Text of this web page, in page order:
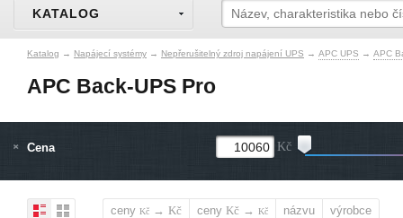
KATALOG
Katalog → Napájecí systémy → Nepřerušitelný zdroj napájení UPS → APC UPS → APC
APC Back-UPS Pro
Cena Kč
ceny Kč → Kč ceny Kč → Kč názvu výrobce